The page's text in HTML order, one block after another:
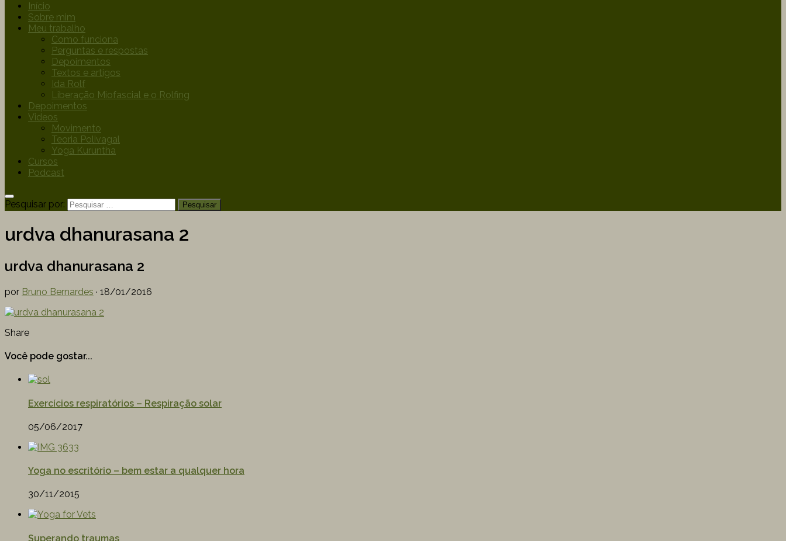
Início
Sobre mim
Meu trabalho
Como funciona
Perguntas e respostas
Depoimentos
Textos e artigos
Ida Rolf
Liberação Miofascial e o Rolfing
Depoimentos
Videos
Movimento
Teoria Polivagal
Yoga Kuruntha
Cursos
Podcast
Pesquisar por:
urdva dhanurasana 2
urdva dhanurasana 2
por Bruno Bernardes · 18/01/2016
Share
Você pode gostar...
Exercícios respiratórios – Respiração solar
05/06/2017
Yoga no escritório – bem estar a qualquer hora
30/11/2015
Superando traumas